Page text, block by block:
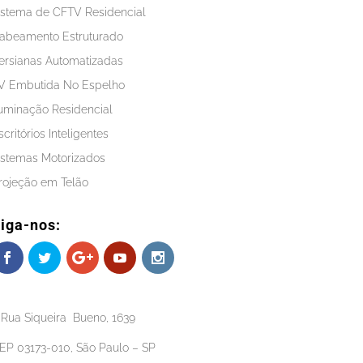
de CFTV Residencial
Estruturado
Automatizadas
Embutida No Espelho
Residencial
Inteligentes
Motorizados
em Telão
nos:
Siqueira Bueno, 1639
03173-010, São Paulo – SP